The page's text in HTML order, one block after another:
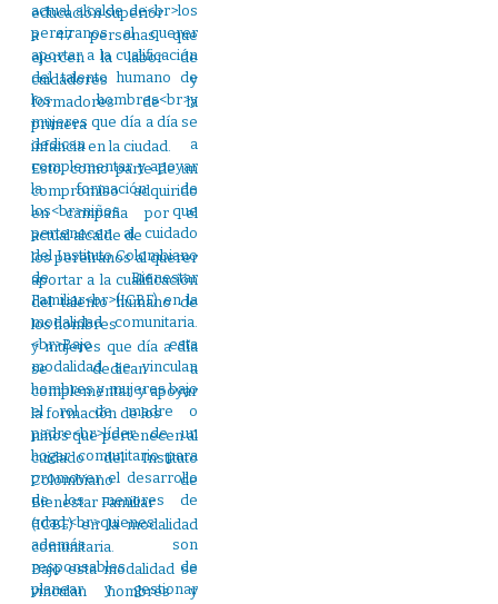
educación superior
a 47 personas que
ejercen la labor de
cuidadores y
formadores de la
primera
infancia en la ciudad.
Esto, como parte de un
compromiso adquirido
en campaña por el
actual alcalde de
los pereiranos al querer
aportar a la cualificación
del talento humano de
los hombres
y mujeres que día a día
se dedican a
complementar y apoyar
la formación de los
niños que pertenecen al
cuidado del Instituto
Colombiano de
Bienestar Familiar
(ICBF) en la modalidad
comunitaria.
Bajo esta modalidad se
vinculan hombres y